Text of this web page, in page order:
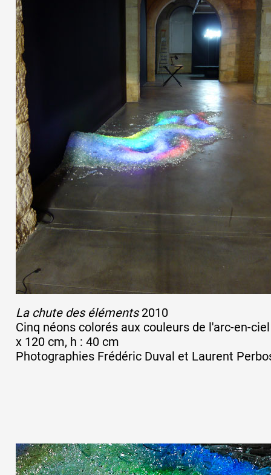
Événements
1% œuvres
public
Réseau
Artistes
De A à Z
Année par année
Contact
La chute des éléments2010
Cinq néons colorés aux couleurs de l'arc-en-
x 120 cm, h : 40 cm
Photographies Frédéric Duval et Laurent